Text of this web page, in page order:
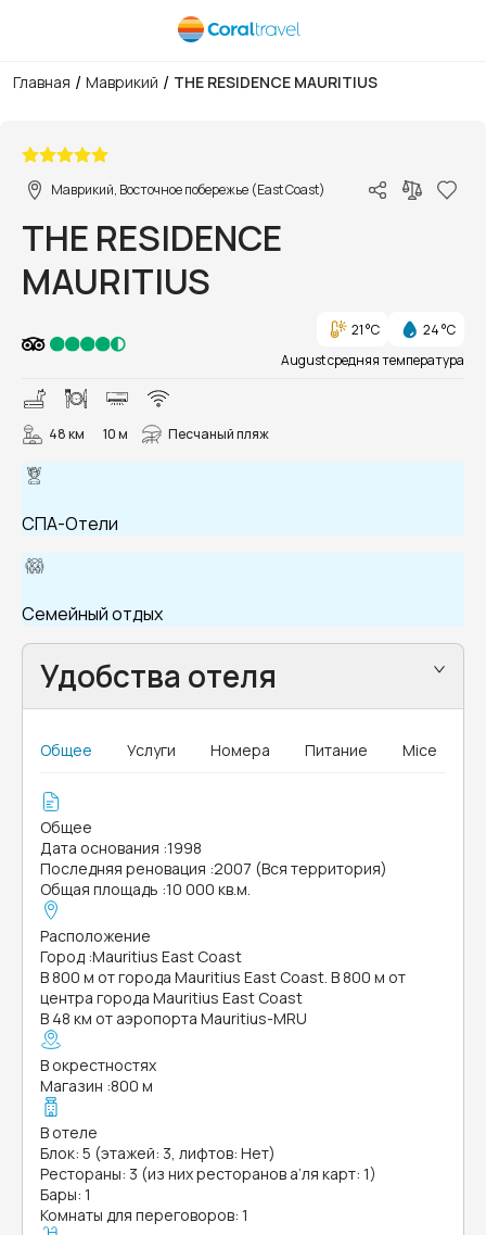
Главная / Маврикий / THE RESIDENCE MAURITIUS
Маврикий, Восточное побережье (East Coast)
THE RESIDENCE
MAURITIUS
21 °C
24 °C
August средняя температура
48 км 10 м Песчаный пляж
СПА-Отели
Семейный отдых
Удобства отеля
Общее Услуги Номера Питание Mice
Общее
Дата основания :1998
Последняя реновация :2007 (Вся территория)
Общая площадь :10 000 кв.м.
Расположение
Город :Mauritius East Coast
В 800 м от города Mauritius East Coast. В 800 м от
центра города Mauritius East Coast
В 48 км от аэропорта Mauritius-MRU
В окрестностях
Магазин :800 м
В отеле
Блок: 5 (этажей: 3, лифтов: Нет)
Рестораны: 3 (из них ресторанов а’ля карт: 1)
Бары: 1
Комнаты для переговоров: 1